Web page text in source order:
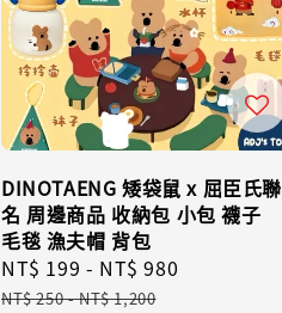
DINOTAENG 矮袋鼠 x 屈臣氏聯
名 周邊商品 收納包 小包 襪子
毛毯 漁夫帽 背包
Sale
price
NT$ 199 - NT$ 980
NT$ 250-NT$ 1,200